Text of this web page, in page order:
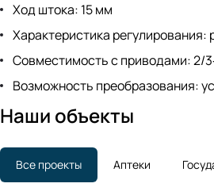
Ход штока: 15 мм
Характеристика регулирования:
Совместимость с приводами: 2/
Возможность преобразования:
Наши объекты
Все проекты Аптеки